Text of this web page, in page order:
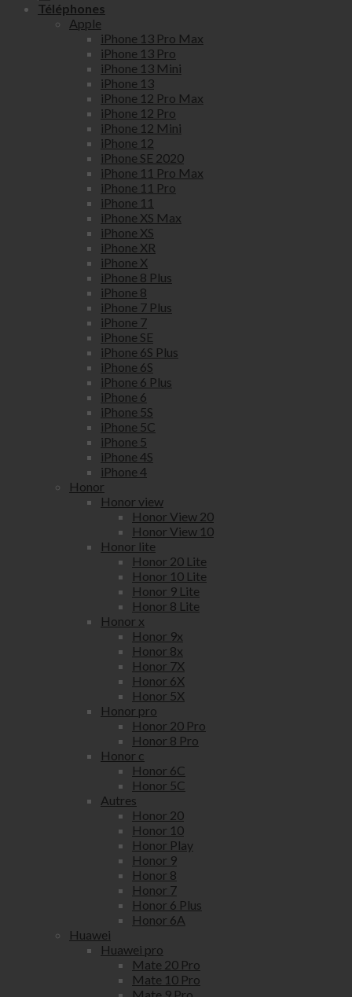
Téléphones
Apple
iPhone 13 Pro Max
iPhone 13 Pro
iPhone 13 Mini
iPhone 13
iPhone 12 Pro Max
iPhone 12 Pro
iPhone 12 Mini
iPhone 12
iPhone SE 2020
iPhone 11 Pro Max
iPhone 11 Pro
iPhone 11
iPhone XS Max
iPhone XS
iPhone XR
iPhone X
iPhone 8 Plus
iPhone 8
iPhone 7 Plus
iPhone 7
iPhone SE
iPhone 6S Plus
iPhone 6S
iPhone 6 Plus
iPhone 6
iPhone 5S
iPhone 5C
iPhone 5
iPhone 4S
iPhone 4
Honor
Honor view
Honor View 20
Honor View 10
Honor lite
Honor 20 Lite
Honor 10 Lite
Honor 9 Lite
Honor 8 Lite
Honor x
Honor 9x
Honor 8x
Honor 7X
Honor 6X
Honor 5X
Honor pro
Honor 20 Pro
Honor 8 Pro
Honor c
Honor 6C
Honor 5C
Autres
Honor 20
Honor 10
Honor Play
Honor 9
Honor 8
Honor 7
Honor 6 Plus
Honor 6A
Huawei
Huawei pro
Mate 20 Pro
Mate 10 Pro